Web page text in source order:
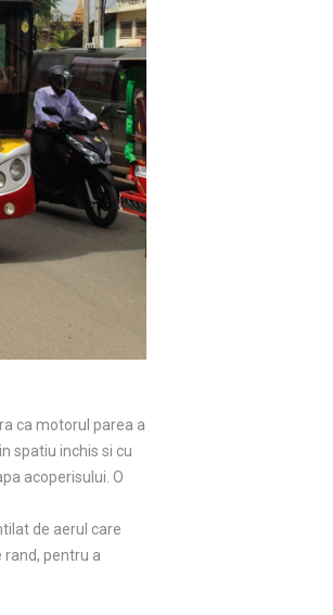
ca motorul parea a
spatiu inchis si cu
acoperisului. O
de aerul care
pentru a